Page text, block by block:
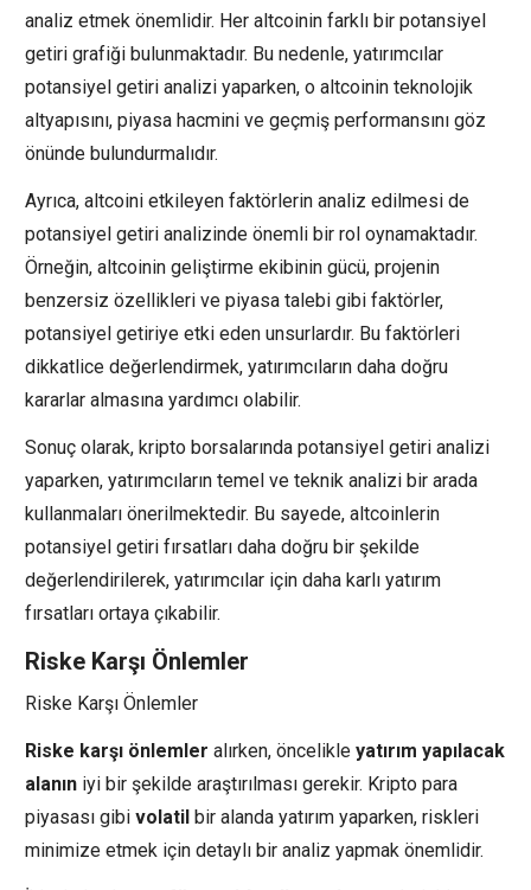
analiz etmek önemlidir. Her altcoinin farklı bir potansiyel
getiri grafiği bulunmaktadır. Bu nedenle, yatırımcılar
potansiyel getiri analizi yaparken, o altcoinin teknolojik
altyapısını, piyasa hacmini ve geçmiş performansını göz
önünde bulundurmalıdır.
Ayrıca, altcoini etkileyen faktörlerin analiz edilmesi de
potansiyel getiri analizinde önemli bir rol oynamaktadır.
Örneğin, altcoinin geliştirme ekibinin gücü, projenin
benzersiz özellikleri ve piyasa talebi gibi faktörler,
potansiyel getiriye etki eden unsurlardır. Bu faktörleri
dikkatlice değerlendirmek, yatırımcıların daha doğru
kararlar almasına yardımcı olabilir.
Sonuç olarak, kripto borsalarında potansiyel getiri analizi
yaparken, yatırımcıların temel ve teknik analizi bir arada
kullanmaları önerilmektedir. Bu sayede, altcoinlerin
potansiyel getiri fırsatları daha doğru bir şekilde
değerlendirilerek, yatırımcılar için daha karlı yatırım
fırsatları ortaya çıkabilir.
Riske Karşı Önlemler
Riske Karşı Önlemler
Riske karşı önlemler alırken, öncelikle yatırım yapılacak
alanın iyi bir şekilde araştırılması gerekir. Kripto para
piyasası gibi volatil bir alanda yatırım yaparken, riskleri
minimize etmek için detaylı bir analiz yapmak önemlidir.